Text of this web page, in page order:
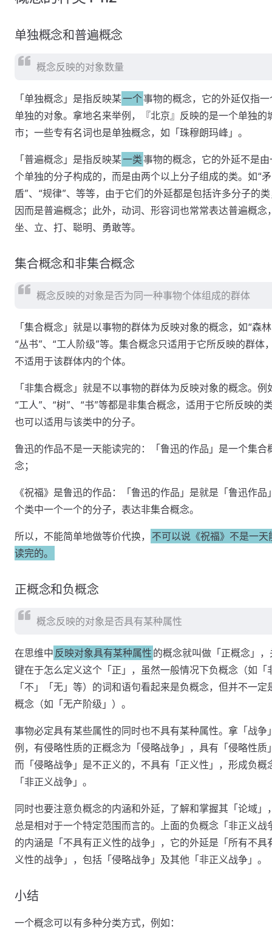
单独概念和普遍概念
概念反映的对象数量
「单独概念」是指反映某一个事物的概念，它的外延仅指一
单独的对象。拿地名来举例，『北京』反映的是一个单独的
市；一些专有名词也是单独概念，如「珠穆朗玛峰」。
「普遍概念」是指反映某一类事物的概念，它的外延不是由
个单独的分子构成的，而是由两个以上分子组成的类。如“矛
盾”、“规律”、等等，由于它们的外延都是包括许多分子的
因而是普遍概念；此外，动词、形容词也常常表达普遍概念
坐、立、打、聪明、勇敢等。
集合概念和非集合概念
概念反映的对象是否为同一种事物个体组成的群体
「集合概念」就是以事物的群体为反映对象的概念，如“森
“丛书”、“工人阶级”等。集合概念只适用于它所反映的群体
不适用于该群体内的个体。
「非集合概念」就是不以事物的群体为反映对象的概念。例
“工人”、“树”、“书”等都是非集合概念，适用于它所反映的
也可以适用与该类中的分子。
鲁迅的作品不是一天能读完的：「鲁迅的作品」是一个集合
念；
《祝福》是鲁迅的作品：「鲁迅的作品」是就是「鲁迅作品
个类中一个一个的分子，表达非集合概念。
所以，不能简单地做等价代换，
不可以说《祝福》不是一天
读完的。
正概念和负概念
概念反映的对象是否具有某种属性
在思维中 反映对象具有某种属性 的概念就叫做「正概念」，
键在于怎么定义这个「正」，虽然一般情况下负概念（如「
「不」「无」等）的词和语句看起来是负概念，但并不一定
概念（如「无产阶级」）。
事物必定具有某些属性的同时也不具有某种属性。拿「战争
例，有侵略性质的正概念为「侵略战争」，具有「侵略性质
而「侵略战争」是不正义的，不具有「正义性」，形成负概
「非正义战争」。
同时也要注意负概念的内涵和外延，了解和掌握其「论域」
总是相对于一个特定范围而言的。上面的负概念「非正义战
的内涵是「不具有正义性的战争」，它的外延是「所有不具
义性的战争」，包括「侵略战争」及其他「非正义战争」。
小结
一个概念可以有多种分类方式，例如：